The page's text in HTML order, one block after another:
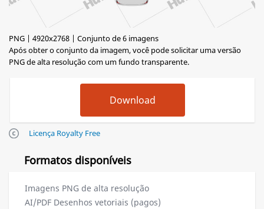
PNG | 4920x2768 | Conjunto de 6 imagens
Após obter o conjunto da imagem, você pode solicitar uma versão
PNG de alta resolução com um fundo transparente.
Licença Royalty Free
Formatos disponíveis
Imagens PNG de alta resolução
AI/PDF Desenhos vetoriais (pagos)